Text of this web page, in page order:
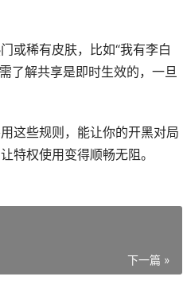
或稀有皮肤，比如“我有李白
了解共享是即时生效的，一旦
这些规则，能让你的开黑对局
特权使用变得顺畅无阻。
下一篇 »